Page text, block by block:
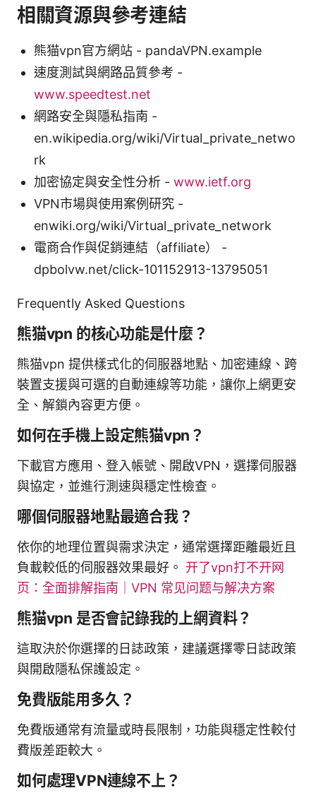
相關資源與參考連結
熊猫vpn官方網站 - pandaVPN.example
速度測試與網路品質參考 -
www.speedtest.net
網路安全與隱私指南 -
en.wikipedia.org/wiki/Virtual_private_netwo
rk
加密協定與安全性分析 - www.ietf.org
VPN市場與使用案例研究 -
enwiki.org/wiki/Virtual_private_network
電商合作與促銷連結（affiliate） -
dpbolvw.net/click-101152913-13795051
Frequently Asked Questions
熊猫vpn 的核心功能是什麼？
熊猫vpn 提供樣式化的伺服器地點、加密連線、跨
裝置支援與可選的自動連線等功能，讓你上網更安
全、解鎖內容更方便。
如何在手機上設定熊猫vpn？
下載官方應用、登入帳號、開啟VPN，選擇伺服器
與協定，並進行測速與穩定性檢查。
哪個伺服器地點最適合我？
依你的地理位置與需求決定，通常選擇距離最近且
負載較低的伺服器效果最好。 开了vpn打不开网
页：全面排解指南｜VPN 常见问题与解决方案
熊猫vpn 是否會記錄我的上網資料？
這取決於你選擇的日誌政策，建議選擇零日誌政策
與開啟隱私保護設定。
免費版能用多久？
免費版通常有流量或時長限制，功能與穩定性較付
費版差距較大。
如何處理VPN連線不上？